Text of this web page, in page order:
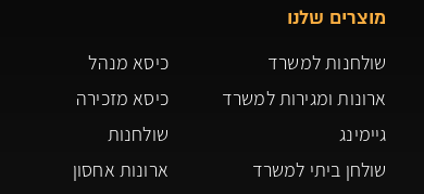
מוצרים שלנו
שולחנות למשרד
ארונות ומגירות למשרד
גיימינג
שולחן ביתי למשרד
כיסא מנהל
כיסא מזכירה
שולחנות
ארונות אחסון